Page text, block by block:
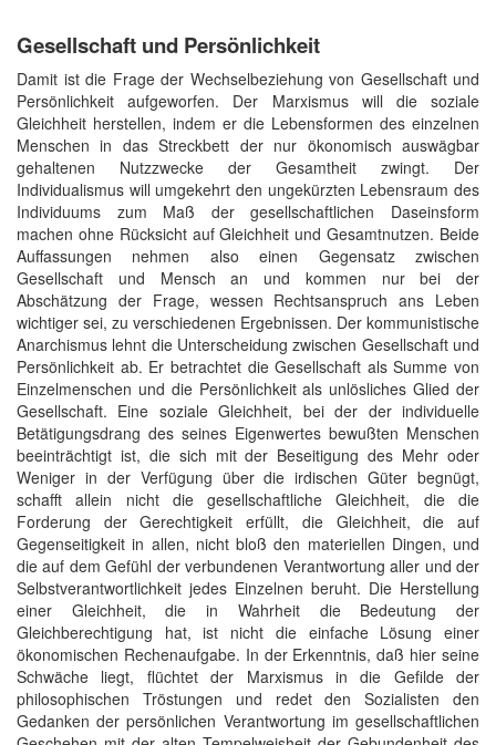
Gesellschaft und Persönlichkeit
Damit ist die Frage der Wechselbeziehung von Gesellschaft und
Persönlichkeit aufgeworfen. Der Marxismus will die soziale
Gleichheit herstellen, indem er die Lebensformen des einzelnen
Menschen in das Streckbett der nur ökonomisch auswägbar
gehaltenen Nutzzwecke der Gesamtheit zwingt. Der
Individualismus will umgekehrt den ungekürzten Lebensraum des
Individuums zum Maß der gesellschaftlichen Daseinsform
machen ohne Rücksicht auf Gleichheit und Gesamtnutzen. Beide
Auffassungen nehmen also einen Gegensatz zwischen
Gesellschaft und Mensch an und kommen nur bei der
Abschätzung der Frage, wessen Rechtsanspruch ans Leben
wichtiger sei, zu verschiedenen Ergebnissen. Der kommunistische
Anarchismus lehnt die Unterscheidung zwischen Gesellschaft und
Persönlichkeit ab. Er betrachtet die Gesellschaft als Summe von
Einzelmenschen und die Persönlichkeit als unlösliches Glied der
Gesellschaft. Eine soziale Gleichheit, bei der der individuelle
Betätigungsdrang des seines Eigenwertes bewußten Menschen
beeinträchtigt ist, die sich mit der Beseitigung des Mehr oder
Weniger in der Verfügung über die irdischen Güter begnügt,
schafft allein nicht die gesellschaftliche Gleichheit, die die
Forderung der Gerechtigkeit erfüllt, die Gleichheit, die auf
Gegenseitigkeit in allen, nicht bloß den materiellen Dingen, und
die auf dem Gefühl der verbundenen Verantwortung aller und der
Selbstverantwortlichkeit jedes Einzelnen beruht. Die Herstellung
einer Gleichheit, die in Wahrheit die Bedeutung der
Gleichberechtigung hat, ist nicht die einfache Lösung einer
ökonomischen Rechenaufgabe. In der Erkenntnis, daß hier seine
Schwäche liegt, flüchtet der Marxismus in die Gefilde der
philosophischen Tröstungen und redet den Sozialisten den
Gedanken der persönlichen Verantwortung im gesellschaftlichen